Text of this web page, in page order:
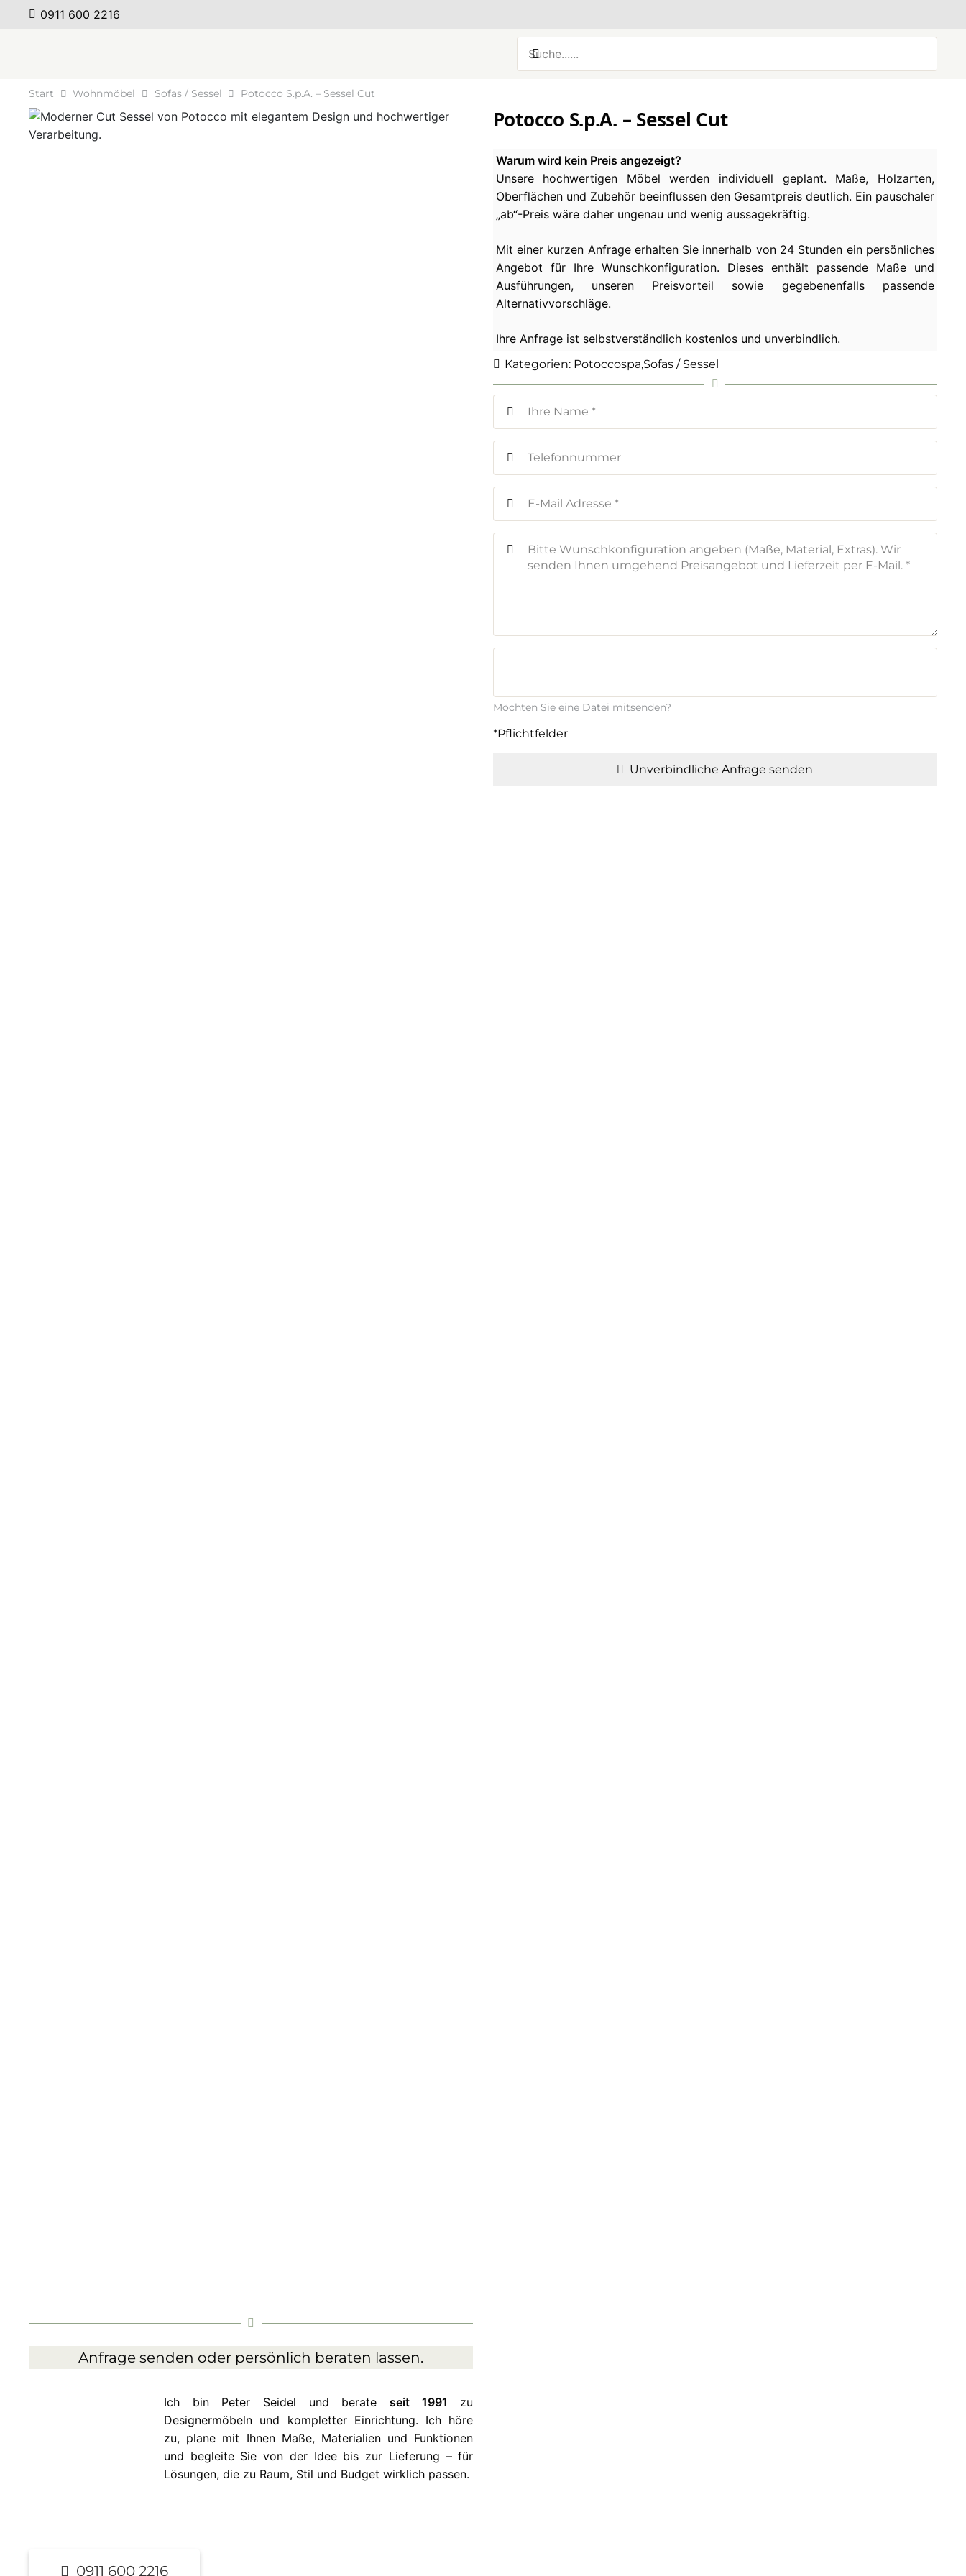
0911 600 2216
Start Wohnmöbel Sofas / Sessel Potocco S.p.A. – Sessel Cut
Anfrage senden oder persönlich beraten lassen.
Ich bin Peter Seidel und berateseit 1991 zu
Designermöbeln und kompletter Einrichtung. Ich höre
zu, plane mit Ihnen Maße, Materialien und Funktionen
und begleite Sie von der Idee bis zur Lieferung – für
Lösungen, die zu Raum, Stil und Budget wirklich passen.
0911 600 2216
Potocco S.p.A. – Sessel Cut
Warum wird kein Preis angezeigt?
Unsere hochwertigen Möbel werden individuell geplant. Maße, Holzarten,
Oberflächen und Zubehör beeinflussen den Gesamtpreis deutlich. Ein pauschaler
„ab“-Preis wäre daher ungenau und wenig aussagekräftig.
Mit einer kurzen Anfrage erhalten Sie innerhalb von 24 Stunden ein persönliches
Angebot für Ihre Wunschkonfiguration. Dieses enthält passende Maße und
Ausführungen, unseren Preisvorteil sowie gegebenenfalls passende
Alternativvorschläge.
Ihre Anfrage ist selbstverständlich kostenlos und unverbindlich.
Kategorien: Potoccospa,Sofas / Sessel
Möchten Sie eine Datei mitsenden?
*Pflichtfelder
Unverbindliche Anfrage senden